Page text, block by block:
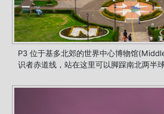
P3 位于基多北郊的世界中心博物馆
识者赤道线，站在这里可以脚踩南北两半